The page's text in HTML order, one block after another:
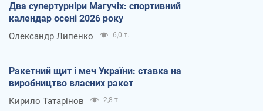
Два супертурніри Магучіх: спортивний
календар осені 2026 року
Олександр Липенко 6,0 т.
Ракетний щит і меч України: ставка на
виробництво власних ракет
Кирило Татарінов 2,8 т.